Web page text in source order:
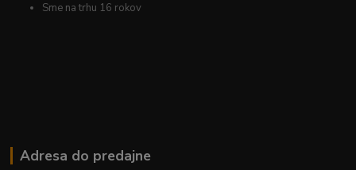
Sme na trhu 16 rokov
Adresa do predajne